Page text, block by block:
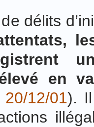
délits
en
20/12/01).